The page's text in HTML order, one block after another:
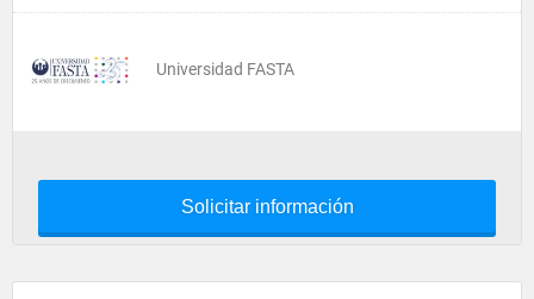
Universidad FASTA
Solicitar información